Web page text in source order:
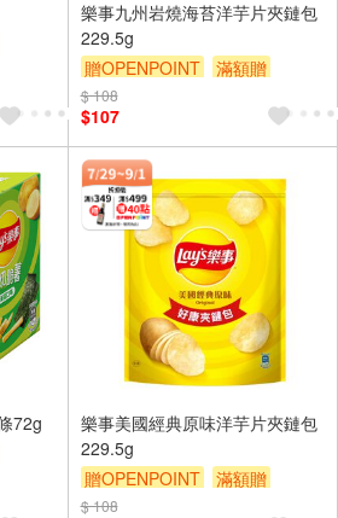
樂事九州岩燒海苔洋芋片夾鏈包
229.5g
贈OPENPOINT
滿額贈
滿額9折
$ 108
$107
72g
樂事美國經典原味洋芋片夾鏈包
229.5g
贈OPENPOINT
滿額贈
滿額9折
$ 108